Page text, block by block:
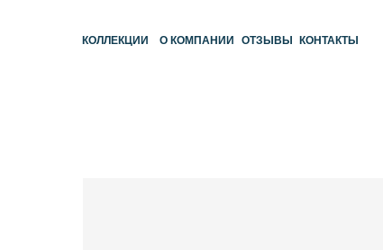
КОЛЛЕКЦИИ О КОМПАНИИ ОТЗЫВЫ КОНТАКТЫ